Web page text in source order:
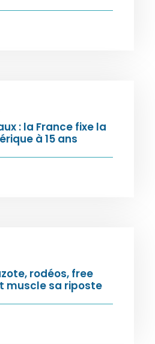
: la France fixe la
à 15 ans
rodéos, free
muscle sa riposte